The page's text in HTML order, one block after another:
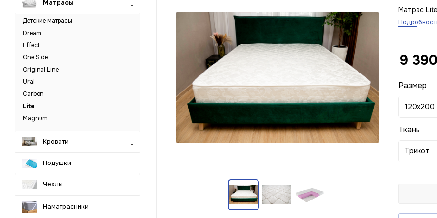
Матрас
9 390
Размер
120x200
Ткань
Трикот
Матрасы
Детские матрасы
Dream
Effect
One Side
Original Line
Ural
Carbon
Lite
Magnum
Кровати
Подушки
Чехлы
Наматрасники